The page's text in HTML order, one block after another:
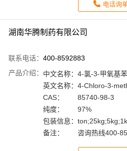
电话询
湖南华腾制药有限公司
联系电话： 400-8592883
产品介绍： 中文名称： 4-氯-3-甲氧基
英文名称： 4-Chloro-3-
CAS：
85740-98-3
纯度：
97%
包装信息：
备注：
咨询热线400-